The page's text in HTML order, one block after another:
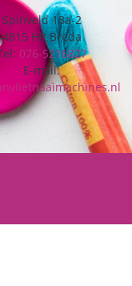
Spinveld 13a-2
4815 HR Breda
076-5216827
E-mail: